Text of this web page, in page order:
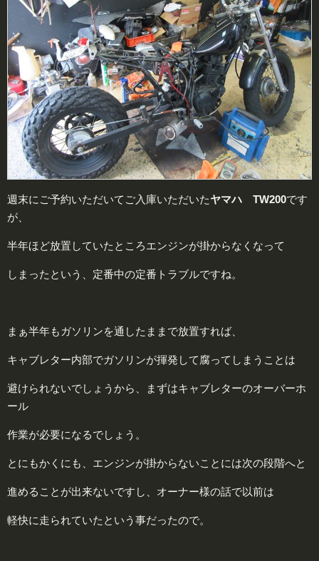
週末にご予約いただいてご入庫いただいたヤマハ TW200です
が、
半年ほど放置していたところエンジンが掛からなくなって
しまったという、定番中の定番トラブルですね。
まぁ半年もガソリンを通したままで放置すれば、
キャブレター内部でガソリンが揮発して腐ってしまうことは
避けられないでしょうから、まずはキャブレターのオーバーホ
ール
作業が必要になるでしょう。
とにもかくにも、エンジンが掛からないことには次の段階へと
進めることが出来ないですし、オーナー様の話で以前は
軽快に走られていたという事だったので。